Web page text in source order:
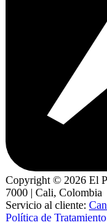
Copyright © 2026 El
7000 | Cali, Colombia
Servicio al cliente:
Política de